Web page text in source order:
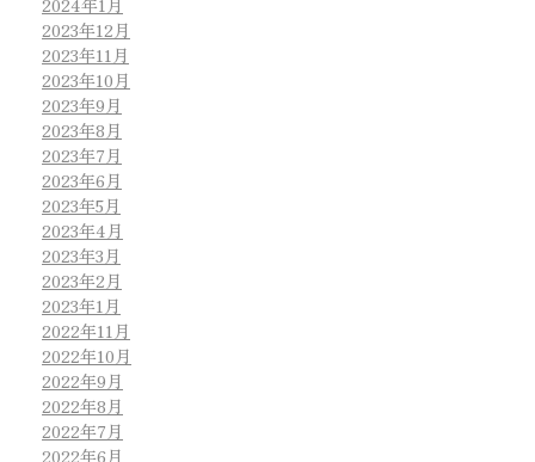
2023年12月
2023年11月
2023年10月
2023年9月
2023年8月
2023年7月
2023年6月
2023年5月
2023年4月
2023年3月
2023年2月
2023年1月
2022年11月
2022年10月
2022年9月
2022年8月
2022年7月
2022年6月